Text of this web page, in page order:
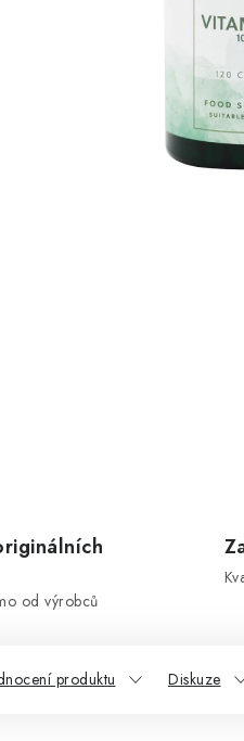
od výrobců
produktu Diskuze